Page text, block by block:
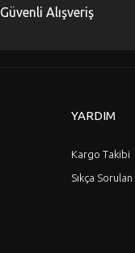
Güvenli Alışveriş
YARDIM
Kargo Takibi
Sıkça